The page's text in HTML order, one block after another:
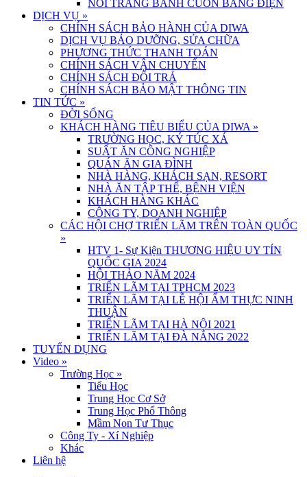
NỒI TRÁNG BÁNH CUỐN BẰNG ĐIỆN
DỊCH VỤ »
CHÍNH SÁCH BẢO HÀNH CỦA DIWA
DỊCH VỤ BẢO DƯỠNG, SỬA CHỮA
PHƯƠNG THỨC THANH TOÁN
CHÍNH SÁCH VẬN CHUYỂN
CHÍNH SÁCH ĐỔI TRẢ
CHÍNH SÁCH BẢO MẬT THÔNG TIN
TIN TỨC »
ĐỜI SỐNG
KHÁCH HÀNG TIÊU BIỂU CỦA DIWA »
TRƯỜNG HỌC, KÝ TÚC XÁ
SUẤT ĂN CÔNG NGHIỆP
QUÁN ĂN GIA ĐÌNH
NHÀ HÀNG, KHÁCH SẠN, RESORT
NHÀ ĂN TẬP THỂ, BỆNH VIỆN
KHÁCH HÀNG KHÁC
CÔNG TY, DOANH NGHIỆP
CÁC HỘI CHỢ TRIỂN LÃM TRÊN TOÀN QUỐC
»
HTV 1- Sự Kiện THƯƠNG HIỆU UY TÍN
QUỐC GIA 2024
HỘI THẢO NĂM 2024
TRIỂN LÃM TẠI TPHCM 2023
TRIỂN LÃM TẠI LỄ HỘI ẨM THỰC NINH
THUẬN
TRIỂN LÃM TẠI HÀ NỘI 2021
TRIỂN LÃM TẠI ĐÀ NẴNG 2022
TUYỂN DỤNG
Video »
Trường Học »
Tiểu Học
Trung Học Cơ Sở
Trung Học Phổ Thông
Mầm Non Tư Thục
Công Ty - Xí Nghiệp
Khác
Liên hệ